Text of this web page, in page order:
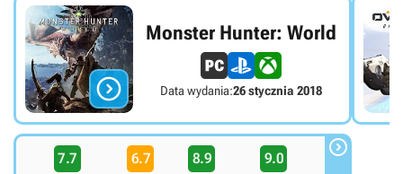

Monster Hunter: World
Data wydania:26 stycznia 2018
7.7 6.7 8.9 9.0 